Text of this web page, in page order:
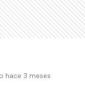
hace 3 meses